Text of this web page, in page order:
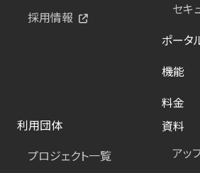
採用情報
セキ
ポータ
機能
料金
利用団体
プロジェクト一覧
資料
アッ